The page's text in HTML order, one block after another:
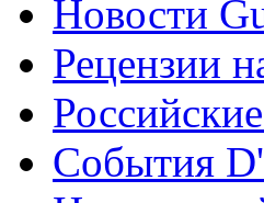
Новости
Рецензии
События